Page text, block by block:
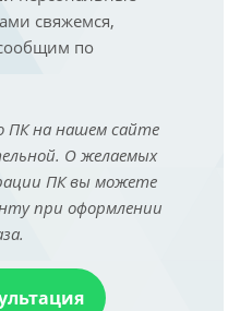
свяжемся,
по
ПК на нашем сайте
О желаемых
ПК вы можете
при оформлении